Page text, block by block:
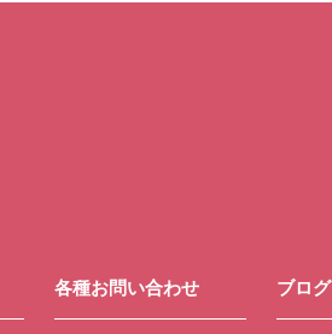
各種お問い合わせ ブログ